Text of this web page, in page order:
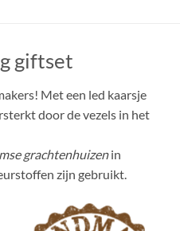
giftset
Met een led kaarsje
door de vezels in het
grachtenhuizenin
zijn gebruikt.